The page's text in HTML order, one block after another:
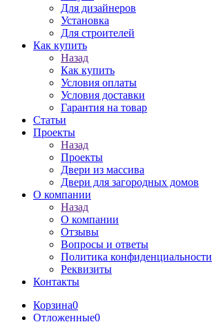
Для дизайнеров
Установка
Для строителей
Как купить
Назад
Как купить
Условия оплаты
Условия доставки
Гарантия на товар
Статьи
Проекты
Назад
Проекты
Двери из массива
Двери для загородных домов
О компании
Назад
О компании
Отзывы
Вопросы и ответы
Политика конфиденциальности
Реквизиты
Контакты
Корзина0
Отложенные0